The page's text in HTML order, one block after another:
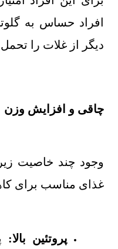
افراد حساس به
دیگر از غلات را
چاقی و افزایش وزن
وجود چند خاصیت
غذای مناسب برای
پروتئین بالا: